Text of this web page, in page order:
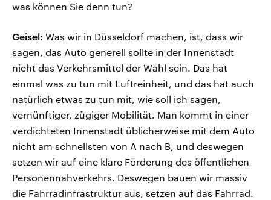
was können Sie denn tun?
Geisel: Was wir in Düsseldorf machen, ist, dass wir
sagen, das Auto generell sollte in der Innenstadt
nicht das Verkehrsmittel der Wahl sein. Das hat
einmal was zu tun mit Luftreinheit, und das hat auch
natürlich etwas zu tun mit, wie soll ich sagen,
vernünftiger, zügiger Mobilität. Man kommt in einer
verdichteten Innenstadt üblicherweise mit dem Auto
nicht am schnellsten von A nach B, und deswegen
setzen wir auf eine klare Förderung des öffentlichen
Personennahverkehrs. Deswegen bauen wir massiv
die Fahrradinfrastruktur aus, setzen auf das Fahrrad.